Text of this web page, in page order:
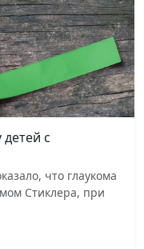
с
что глаукома
Стиклера, при